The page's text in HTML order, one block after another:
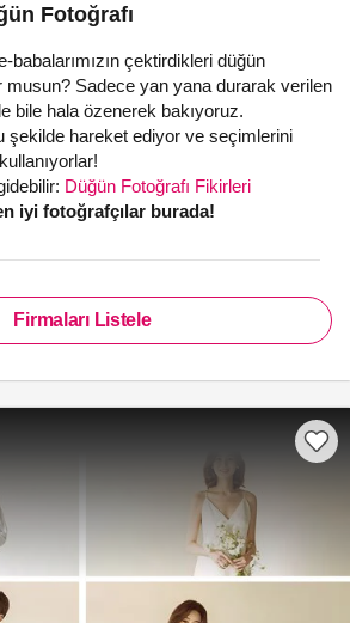
Fotoğrafı
babalarımızın çektirdikleri düğün
musun? Sadece yan yana durarak verilen
bile hala özenerek bakıyoruz.
şekilde hareket ediyor ve seçimlerini
Düğün Fotoğrafı Fikirleri
iyi fotoğrafçılar burada!
Firmaları Listele